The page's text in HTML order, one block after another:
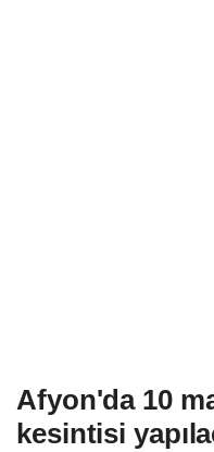
Afyon'da 10
kesintisi